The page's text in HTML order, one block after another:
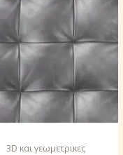
3D και γεωμετρικες